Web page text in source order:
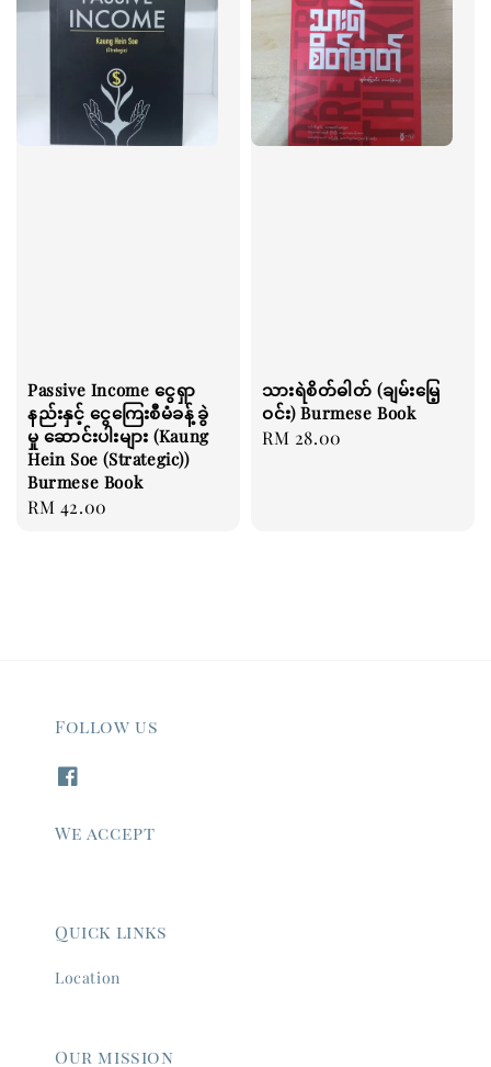
Passive Income ငွေရှာ
နည်းနှင့် ငွေကြေးစီမံခန့်ခွဲ
မှု ဆောင်းပါးများ (Kaung
Hein Soe (Strategic))
Burmese Book
Regular
RM 42.00
သားရဲစိတ်ဓါတ် (ချမ်းမြေ့
ဝင်း) Burmese Book
Regular
RM 28.00
Follow us
We accept
Quick links
Location
Our mission